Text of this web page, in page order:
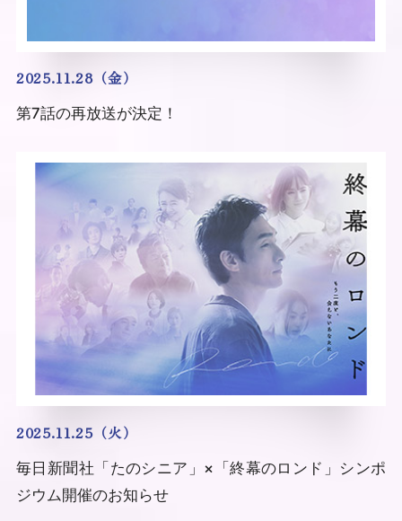
2025.11.28（金）
第7話の再放送が決定！
2025.11.25（火）
毎日新聞社「たのシニア」×「終幕のロンド」シンポ
ジウム開催のお知らせ